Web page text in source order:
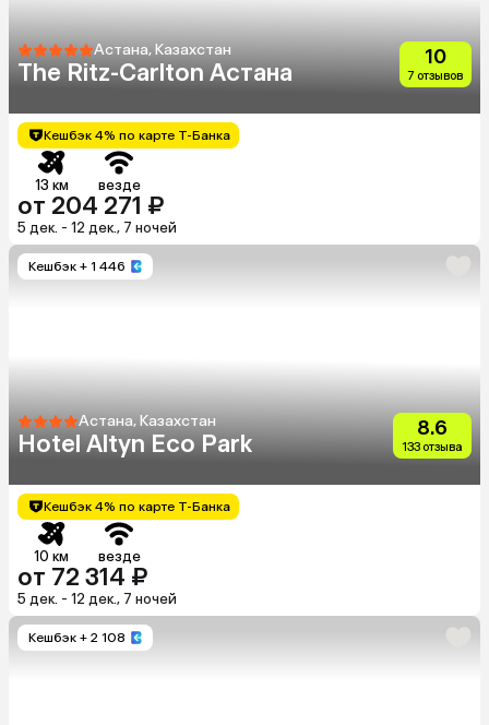
Астана, Казахстан
The Ritz-Carlton Астана
10
7 отзывов
Кешбэк 4% по карте Т-Банка
13 км везде
от 204 271 ₽
5 дек. - 12 дек., 7 ночей
Кешбэк + 1 446
Астана, Казахстан
Hotel Altyn Eco Park
8.6
133 отзыва
Кешбэк 4% по карте Т-Банка
10 км везде
от 72 314 ₽
5 дек. - 12 дек., 7 ночей
Кешбэк + 2 108